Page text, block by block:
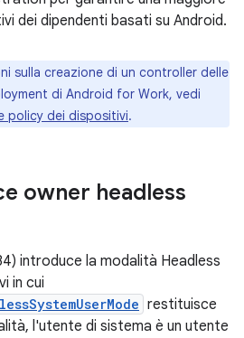
dei dipendenti basati su Android.
sulla creazione di un controller delle
di Android for Work, vedi
policy dei dispositivi.
owner headless
introduce la modalità Headless
in cui
restituisce
l'utente di sistema è un utente